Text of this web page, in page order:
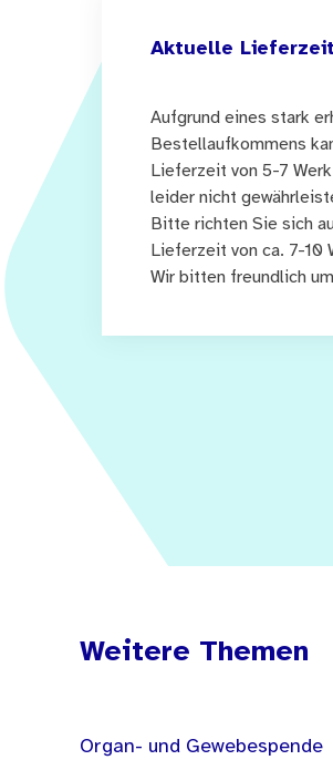
Aktuelle
Aufgrund eines stark
Bestellaufkommens
Lieferzeit von 5-7
leider nicht
Bitte richten Sie sich
Lieferzeit von ca. 7-10
Wir bitten freundlich
Weitere Themen
Organ- und Gewebespende